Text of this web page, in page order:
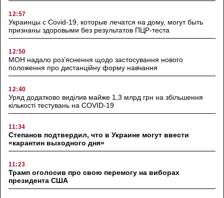
12:57
Украинцы с Covid-19, которые лечатся на дому, могут быть
признаны здоровыми без результатов ПЦР-теста
12:50
МОН надало роз’яснення щодо застосування нового
положення про дистанційну форму навчання
12:40
Уряд додатково виділив майже 1,3 млрд грн на збільшення
кількості тестувань на COVID-19
11:34
Степанов подтвердил, что в Украине могут ввести
«карантин выходного дня»
11:23
Трамп оголосив про свою перемогу на виборах
президента США